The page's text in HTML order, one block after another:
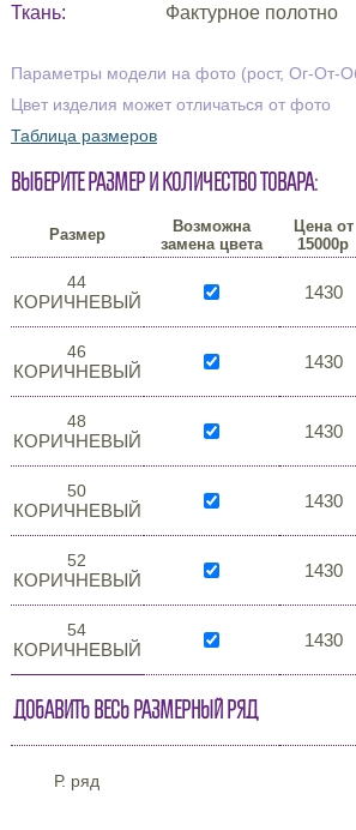
Ткань:
Фактурное полотно
Параметры модели на фото (рост, Ог-От-
Цвет изделия может отличаться от фото
Таблица размеров
Выберите размер и количество товара:
Размер
Возможна
замена цвета
Цена от
15000р
44
КОРИЧНЕВЫЙ 1430
46
КОРИЧНЕВЫЙ 1430
48
КОРИЧНЕВЫЙ 1430
50
КОРИЧНЕВЫЙ 1430
52
КОРИЧНЕВЫЙ 1430
54
КОРИЧНЕВЫЙ 1430
Добавить весь размерный ряд
Р. ряд